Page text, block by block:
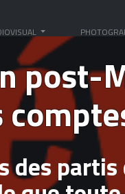
Tutsi
post-
des